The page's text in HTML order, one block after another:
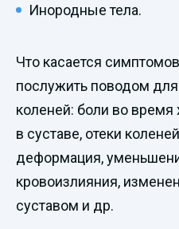
Инородные тела.
Что касается
послужить поводом
коленей: боли во
в суставе, отеки
деформация,
кровоизлияния,
суставом и др.